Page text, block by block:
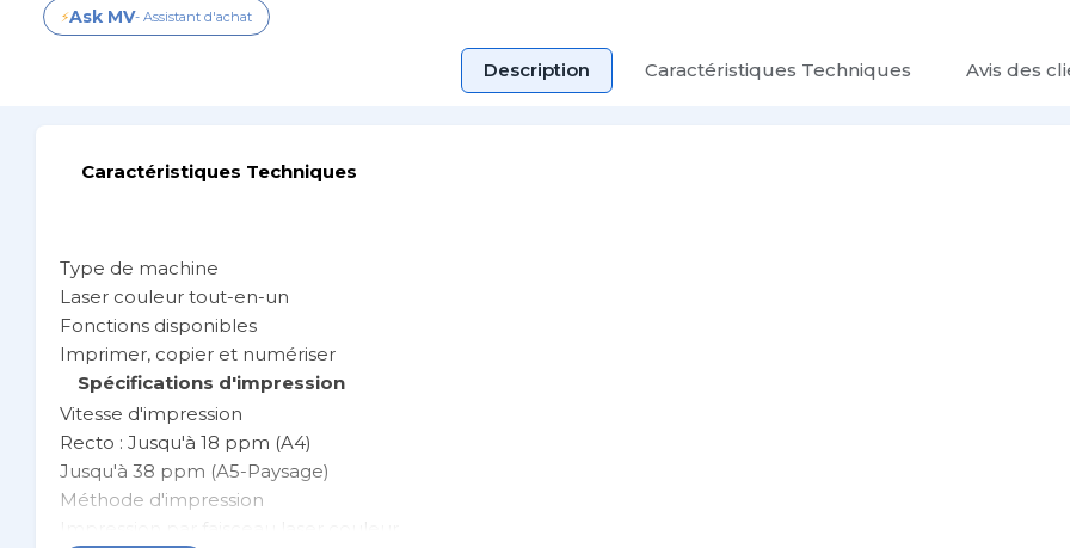
⚡Ask MV- Assistant d'achat
Description Caractéristiques Techniques Avis des
Caractéristiques Techniques
Type de machine
Laser couleur tout-en-un
Fonctions disponibles
Imprimer, copier et numériser
Spécifications d'impression
Vitesse d'impression
Recto : Jusqu'à 18 ppm (A4)
Jusqu'à 38 ppm (A5-Paysage)
Méthode d'impression